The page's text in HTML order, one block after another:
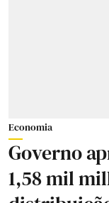
Economia
Governo
1,58 mil